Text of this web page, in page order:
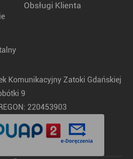
Obsługi Klienta
Komunikacyjny Zatoki Gdańskiej
9
220453903